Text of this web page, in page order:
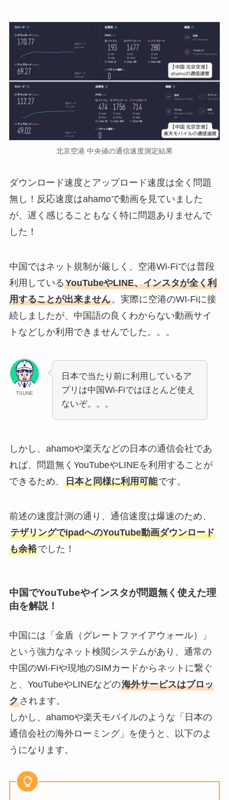
北京空港 中央値の通信速度測定結果
ダウンロード速度とアップロード速度は全く問題
無し！反応速度はahamoで動画を見ていました
が、遅く感じることもなく特に問題ありませんで
した！
中国ではネット規制が厳しく、空港Wi-Fiでは普段
利用しているYouTubeやLINE、インスタが全く利
用することが出来ません。実際に空港のWI-Fiに接
続しましたが、中国語の良くわからない動画サイ
トなどしか利用できませんでした。。。
TSUNE
日本で当たり前に利用しているア
プリは中国Wi-Fiではほとんど使え
ないぞ。。。
しかし、ahamoや楽天などの日本の通信会社であ
れば、問題無くYouTubeやLINEを利用することが
できるため、 日本と同様に利用可能です。
前述の速度計測の通り、通信速度は爆速のため、
テザリングでipadへのYouTube動画ダウンロード
も余裕でした！
中国でYouTubeやインスタが問題無く使えた理
由を解説！
中国には「金盾（グレートファイアウォール）」
という強力なネット検閲システムがあり、通常の
中国のWi-Fiや現地のSIMカードからネットに繋ぐ
と、YouTubeやLINEなどの海外サービスはブロッ
クされます。
しかし、ahamoや楽天モバイルのような「日本の
通信会社の海外ローミング」を使うと、以下のよ
うになります。